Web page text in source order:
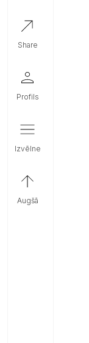
share
profils
izvēlne
augšā